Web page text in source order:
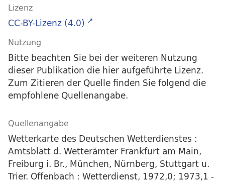
Lizenz
CC-BY-Lizenz (4.0)
Nutzung
Bitte beachten Sie bei der weiteren Nutzung
dieser Publikation die hier aufgeführte Lizenz.
Zum Zitieren der Quelle finden Sie folgend die
empfohlene Quellenangabe.
Quellenangabe
Wetterkarte des Deutschen Wetterdienstes :
Amtsblatt d. Wetterämter Frankfurt am Main,
Freiburg i. Br., München, Nürnberg, Stuttgart u.
Trier. Offenbach : Wetterdienst, 1972,0; 1973,1 -